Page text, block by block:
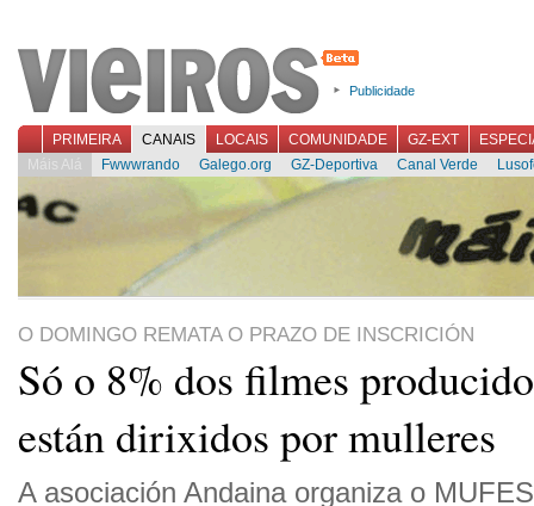
Publicidade
PRIMEIRA CANAIS LOCAIS COMUNIDADE GZ-EXT
Máis Alá
Fwwwrando Galego.org GZ-Deportiva Canal Verde
O DOMINGO REMATA O PRAZO DE INSCRICIÓN
Só o 8% dos filmes
están dirixidos por mulleres
A asociación Andaina organiza o